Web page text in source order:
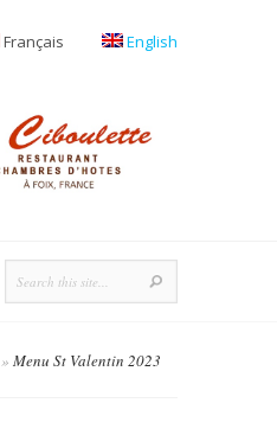
Français English
» Menu St Valentin 2023